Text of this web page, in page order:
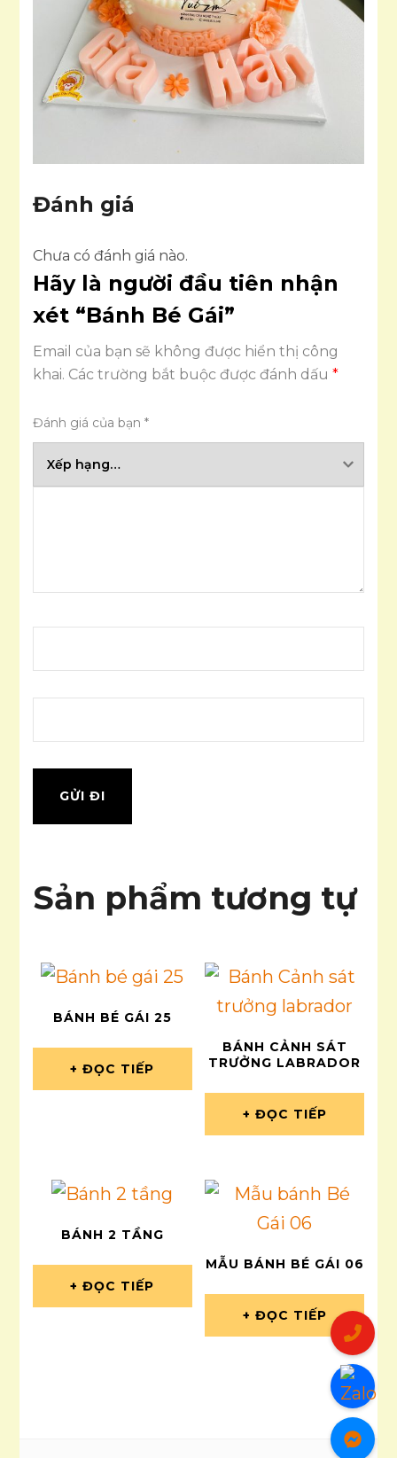
Đánh giá
Chưa có đánh giá nào.
Hãy là người đầu tiên nhận
xét “Bánh Bé Gái”
Email của bạn sẽ không được hiển thị công
khai. Các trường bắt buộc được đánh dấu*
Đánh giá của bạn*
Sản phẩm tương tự
BÁNH BÉ GÁI 25
ĐỌC TIẾP
BÁNH CẢNH SÁT
TRƯỞNG LABRADOR
ĐỌC TIẾP
BÁNH 2 TẦNG
ĐỌC TIẾP
MẪU BÁNH BÉ GÁI 06
ĐỌC TIẾP